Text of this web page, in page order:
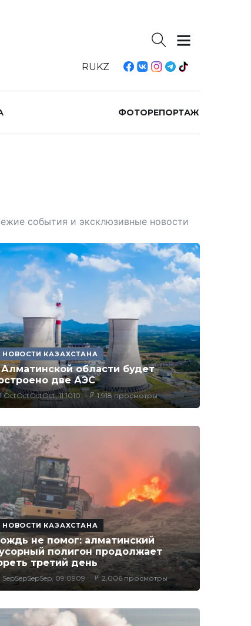
RUKZ
ФОТОРЕПОРТАЖ
события и эксклюзивные новости
НОВОСТИ КАЗАХСТАНА
области будет
две АЭС
OctOctOctOct, 11:1010 1,918 просмотры
НОВОСТИ КАЗАХСТАНА
не помог: алматинский
полигон продолжает
третий день
SepSepSepSep, 09:0909 2,006 просмотры